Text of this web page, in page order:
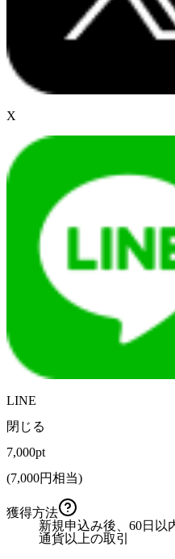
X
LINE
閉じる
7,000pt
(7,000円相当)
獲得方法
新規申込み後、60日以
通貨以上の取引